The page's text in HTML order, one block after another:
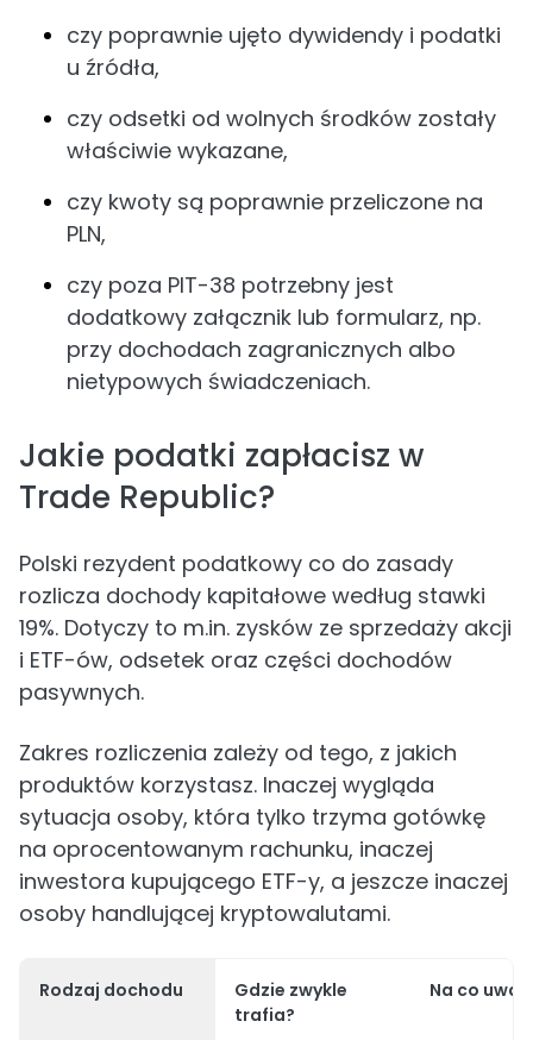
czy poprawnie ujęto dywidendy i podatki
u źródła,
czy odsetki od wolnych środków zostały
właściwie wykazane,
czy kwoty są poprawnie przeliczone na
PLN,
czy poza PIT-38 potrzebny jest
dodatkowy załącznik lub formularz, np.
przy dochodach zagranicznych albo
nietypowych świadczeniach.
Jakie podatki zapłacisz w
Trade Republic?
Polski rezydent podatkowy co do zasady
rozlicza dochody kapitałowe według stawki
19%. Dotyczy to m.in. zysków ze sprzedaży akcji
i ETF-ów, odsetek oraz części dochodów
pasywnych.
Zakres rozliczenia zależy od tego, z jakich
produktów korzystasz. Inaczej wygląda
sytuacja osoby, która tylko trzyma gotówkę
na oprocentowanym rachunku, inaczej
inwestora kupującego ETF-y, a jeszcze inaczej
osoby handlującej kryptowalutami.
Rodzaj dochodu
Gdzie zwykle
trafia?
Na co